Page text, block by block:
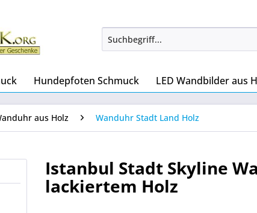
Hundepfoten Schmuck LED Wandbilder aus
aus Holz Wanduhr Stadt Land Holz
Istanbul Stadt Skyline
lackiertem Holz